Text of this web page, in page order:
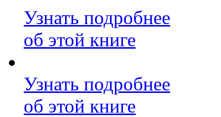
Узнать подробнее
об этой книге
Узнать подробнее
об этой книге